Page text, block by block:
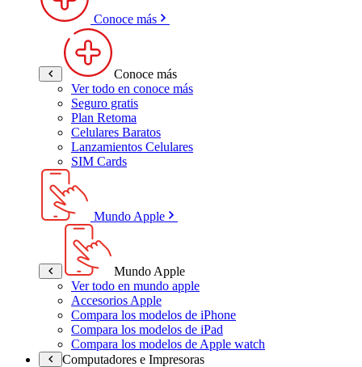
Conoce más
Conoce más
Ver todo en conoce más
Seguro gratis
Plan Retoma
Celulares Baratos
Lanzamientos Celulares
SIM Cards
Mundo Apple
Mundo Apple
Ver todo en mundo apple
Accesorios Apple
Compara los modelos de iPhone
Compara los modelos de iPad
Compara los modelos de Apple watch
Computadores e Impresoras